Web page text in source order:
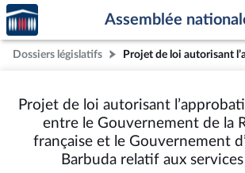
Aller au contenu
Aller en bas de la page
Accèder
à la
page
d'accueil
Assemblée
Dossiers législatifs
Projet de loi autorisant
entre le Gouvernement de la
française et le Gouvernement
Barbuda relatif aux